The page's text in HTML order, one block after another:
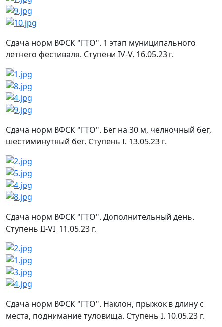
Сдача норм ВФСК "ГТО". 1 этап муниципального
летнего фестиваля. Ступени IV-V. 16.05.23 г.
Сдача норм ВФСК "ГТО". Бег на 30 м, челночный бег,
шестиминутный бег. Ступень I. 13.05.23 г.
Сдача норм ВФСК "ГТО". Дополнительный день.
Ступень II-VI. 11.05.23 г.
Сдача норм ВФСК "ГТО". Наклон, прыжок в длину с
места, поднимание туловища. Ступень I. 10.05.23 г.